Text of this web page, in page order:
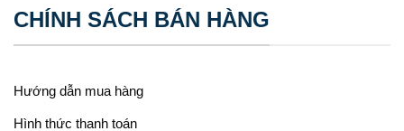
CHÍNH SÁCH BÁN HÀNG
Hướng dẫn mua hàng
Hình thức thanh toán